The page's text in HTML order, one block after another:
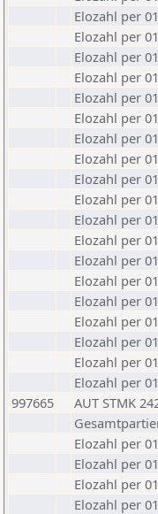
Elozahl per
Elozahl per
Elozahl per
Elozahl per
Elozahl per
Elozahl per
Elozahl per
Elozahl per
Elozahl per
Elozahl per
Elozahl per
Elozahl per
Elozahl per
Elozahl per
Elozahl per
Elozahl per
Elozahl per
Elozahl per
Elozahl per
997665
AUT STMK
Elozahl per
Elozahl per
Elozahl per
Elozahl per